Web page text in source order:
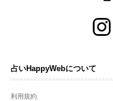
占いHappyWebについて
利用規約